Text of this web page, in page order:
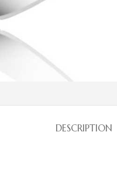
DESCRIPTION